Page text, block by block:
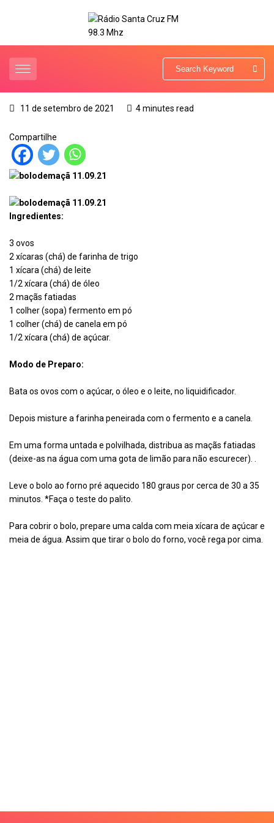
11 de setembro de 2021 4 minutes read
Compartilhe
Ingredientes:
3 ovos
2 xícaras (chá) de farinha de trigo
1 xícara (chá) de leite
1/2 xícara (chá) de óleo
2 maçãs fatiadas
1 colher (sopa) fermento em pó
1 colher (chá) de canela em pó
1/2 xícara (chá) de açúcar.
Modo de Preparo:
Bata os ovos com o açúcar, o óleo e o leite, no liquidificador.
Depois misture a farinha peneirada com o fermento e a canela.
Em uma forma untada e polvilhada, distribua as maçãs fatiadas
(deixe-as na água com uma gota de limão para não escurecer). .
Leve o bolo ao forno pré aquecido 180 graus por cerca de 30 a 35
minutos. *Faça o teste do palito.
Para cobrir o bolo, prepare uma calda com meia xícara de açúcar e
meia de água. Assim que tirar o bolo do forno, você rega por cima.